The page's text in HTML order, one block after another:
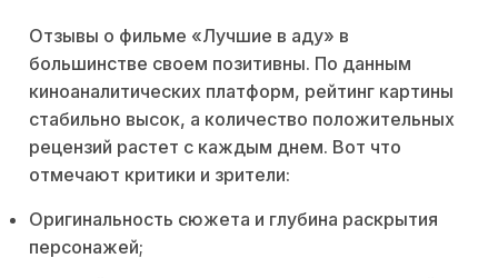
Отзывы о фильме «Лучшие в аду» в
большинстве своем позитивны. По данным
киноаналитических платформ, рейтинг картины
стабильно высок, а количество положительных
рецензий растет с каждым днем. Вот что
отмечают критики и зрители:
Оригинальность сюжета и глубина раскрытия
персонажей;